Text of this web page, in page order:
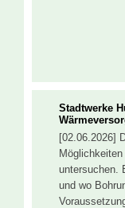
Stadtwerke
[02.06.2026]
untersuchen.
und wo